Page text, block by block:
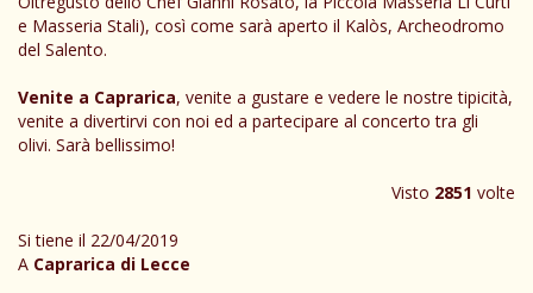
e Masseria Stali), così come sarà aperto il Kalòs, Archeodromo
del Salento.
Venite a Caprarica, venite a gustare e vedere le nostre tipicità,
venite a divertirvi con noi ed a partecipare al concerto tra gli
olivi. Sarà bellissimo!
Visto 2851 volte
Si tiene il 22/04/2019
A Caprarica di Lecce